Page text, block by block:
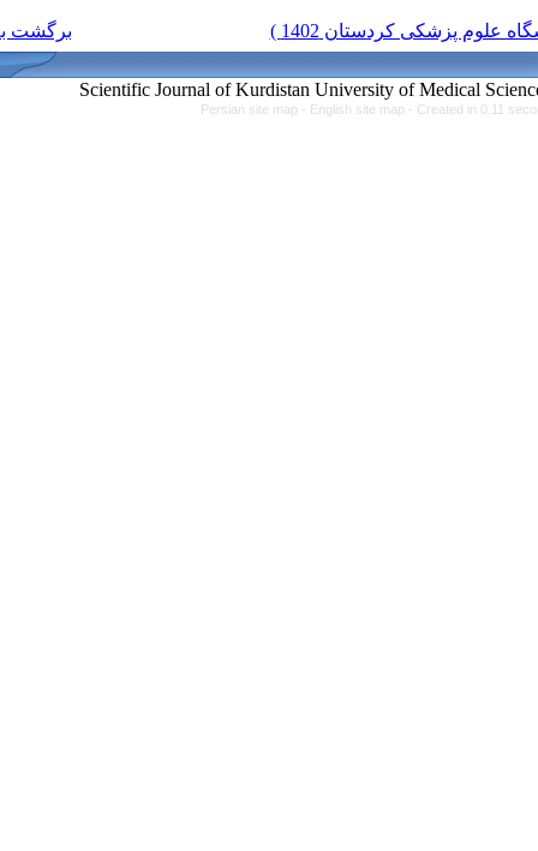
برگشت به فهرست نسخه ها
Persian site map -